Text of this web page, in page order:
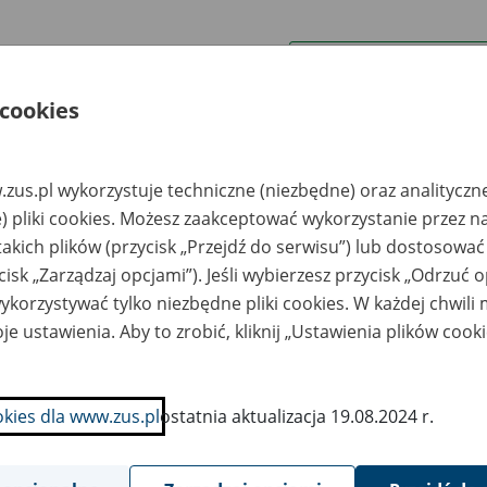
uwagi można przesyłać poprzez
Ukryj wszystkie pozycje bazy
pracy
Miejsce
przechowywania
dokumentów
Nr zespołu akt w
archiwum
państwowym
Daty
Polskiego 49,
624 Poznań
Akt Pracowniczych
Spółka z o.o. ul.
Poznańska 15 62-080
wykorzystuje techniczne (niezbędne) oraz
pliki cookies. Możesz zaakceptować wykorzystanie przez
plików (przycisk „Przejdź do serwisu”) lub
„Zarządzaj opcjami”). Jeśli wybierzesz przycisk „Odrzuć
tylko niezbędne pliki cookies. W każdej chwili
ustawienia. Aby to zrobić, kliknij „Ustawienia plików
dla www.zus.plostatnia aktualizacja 19.08.2024 r.